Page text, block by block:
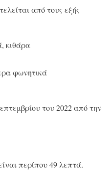
από τους εξής
κιθάρα
φωνητικά
του 2022 από την
περίπου 49 λεπτά.